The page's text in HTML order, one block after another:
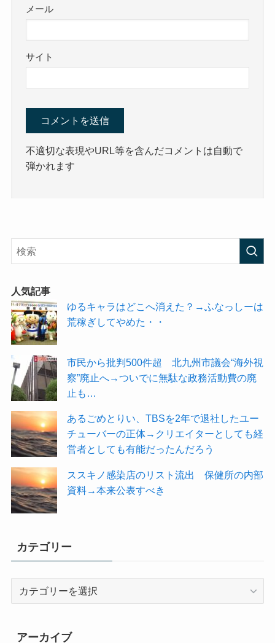
メール
サイト
不適切な表現やURL等を含んだコメントは自動で
弾かれます
人気記事
ゆるキャラはどこへ消えた？→ふなっしーは
荒稼ぎしてやめた・・
市民から批判500件超 北九州市議会“海外視
察”廃止へ→ついでに無駄な政務活動費の廃
止も…
あるごめとりい、TBSを2年で退社したユー
チューバーの正体→クリエイターとしても経
営者としても有能だったんだろう
ススキノ感染店のリスト流出 保健所の内部
資料→本来公表すべき
カテゴリー
アーカイブ